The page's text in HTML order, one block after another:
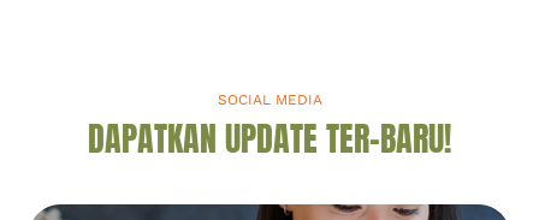
SOCIAL MEDIA
DAPATKAN UPDATE TER-BARU!